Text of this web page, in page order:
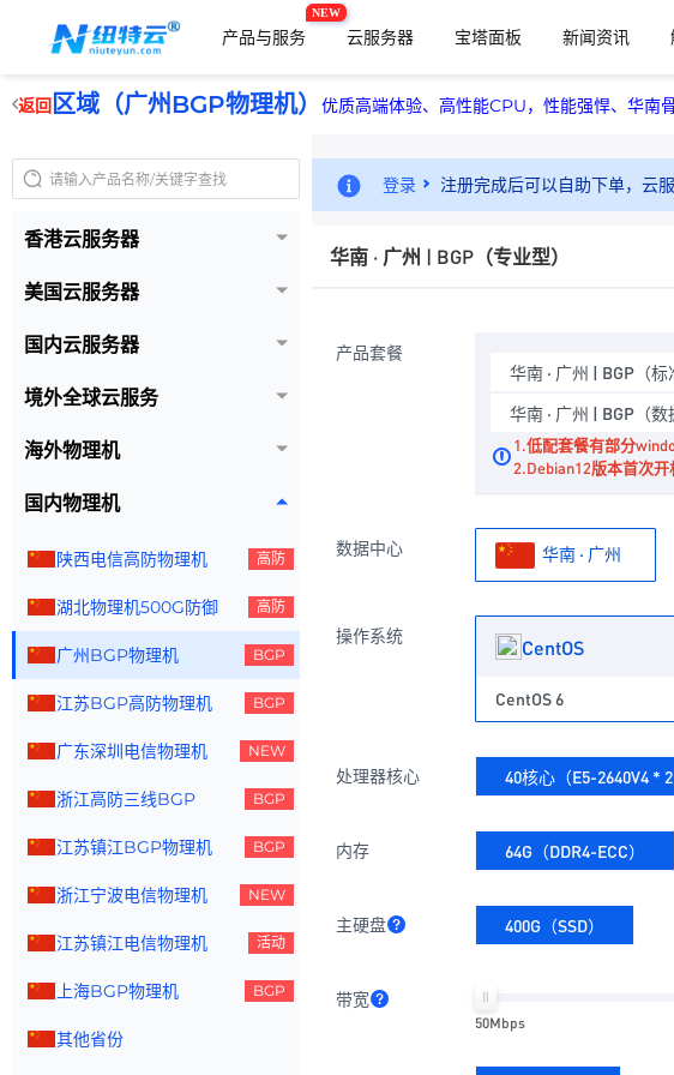
产品与服务
NEW
云服务器 宝塔面板 新闻资讯
返回 区域（广州BGP物理机） 优质高端体验、高性能CPU，性能强悍、华南
香港云服务器
美国云服务器
国内云服务器
境外全球云服务
海外物理机
国内物理机
陕西电信高防物理机 高防
湖北物理机500G防御 高防
广州BGP物理机 BGP
江苏BGP高防物理机 BGP
广东深圳电信物理机 NEW
浙江高防三线BGP BGP
江苏镇江BGP物理机 BGP
浙江宁波电信物理机 NEW
江苏镇江电信物理机 活动
上海BGP物理机 BGP
其他省份
登录 注册完成后可以自助下单，云
华南 · 广州 | BGP（专业型）
产品套餐
华南 · 广州 | BGP（标
华南 · 广州 | BGP（数
1.低配套餐有部分
2.Debian12版本首次
数据中心 华南 · 广州
操作系统 CentOS
CentOS 6
处理器核心 40核心（E5-2640V4 * 2
内存 64G（DDR4-ECC）
主硬盘 400G（SSD）
带宽
50Mbps